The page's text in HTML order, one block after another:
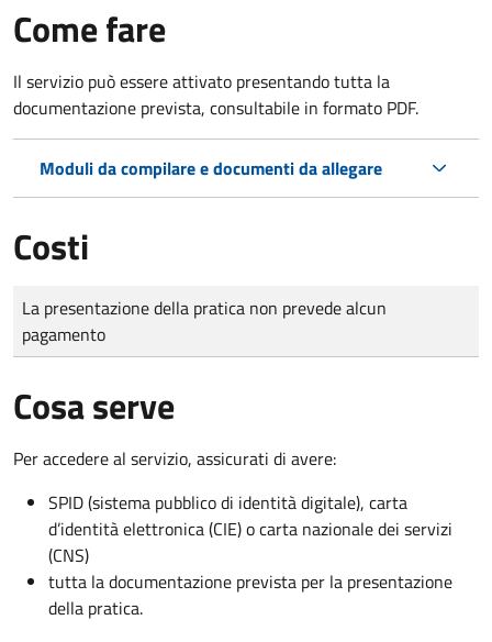
Come fare
Il servizio può essere attivato presentando tutta la
documentazione prevista, consultabile in formato PDF.
Moduli da compilare e documenti da allegare
Costi
Tipo di pagamento
Importo
La presentazione della pratica non prevede alcun
pagamento
Cosa serve
Per accedere al servizio, assicurati di avere:
SPID (sistema pubblico di identità digitale), carta
d’identità elettronica (CIE) o carta nazionale dei servizi
(CNS)
tutta la documentazione prevista per la presentazione
della pratica.